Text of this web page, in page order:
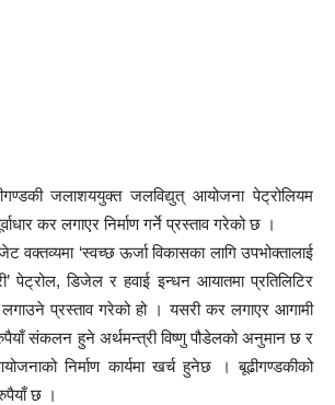
जलाशययुक्त जलविद्युत् आयोजना पेट्रोलियम
कर लगाएर निर्माण गर्ने प्रस्ताव गरेको छ ।
वक्तव्यमा ‘स्वच्छ ऊर्जा विकासका लागि उपभोक्तालाई
पेट्रोल, डिजेल र हवाई इन्धन आयातमा प्रतिलिटिर
प्रस्ताव गरेको हो । यसरी कर लगाएर आगामी
रुपैयाँ संकलन हुने अर्थमन्त्री विष्णु पौडेलको अनुमान छ र
निर्माण कार्यमा खर्च हुनेछ । बूढीगण्डकीको
छ ।